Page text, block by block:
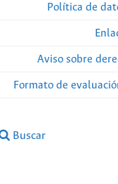
Política de
Aviso sobre
Formato de
Buscar